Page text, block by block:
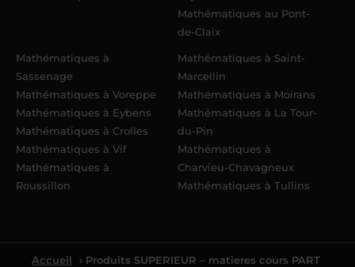
Mathématiques au Pont-
de-Claix
Mathématiques à
Sassenage
Mathématiques à Voreppe
Mathématiques à Eybens
Mathématiques à Crolles
Mathématiques à Vif
Mathématiques à
Roussillon
Mathématiques à Saint-
Marcellin
Mathématiques à Moirans
Mathématiques à La Tour-
du-Pin
Mathématiques à
Charvieu-Chavagneux
Mathématiques à Tullins
Accueil › Produits SUPERIEUR – matieres cours PART